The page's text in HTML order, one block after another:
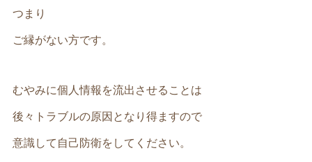
つまり
ご縁がない方です。
むやみに個人情報を流出させることは
後々トラブルの原因となり得ますので
意識して自己防衛をしてください。